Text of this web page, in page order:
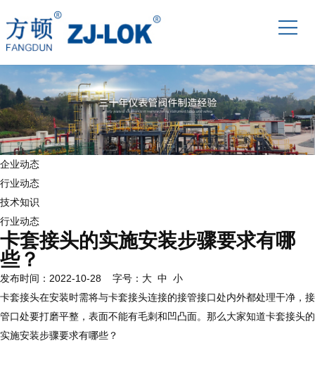
企业动态
行业动态
技术知识
行业动态
卡套接头的实施安装步骤要求有哪
些？
发布时间：2022-10-28 字号： 大 中 小
卡套接头在安装时需将与卡套接头连接的接管接口处内外都处理干净，接
管口处要打磨平整，表面不能有毛刺和凹凸面。那么大家知道卡套接头的
实施安装步骤要求有哪些？